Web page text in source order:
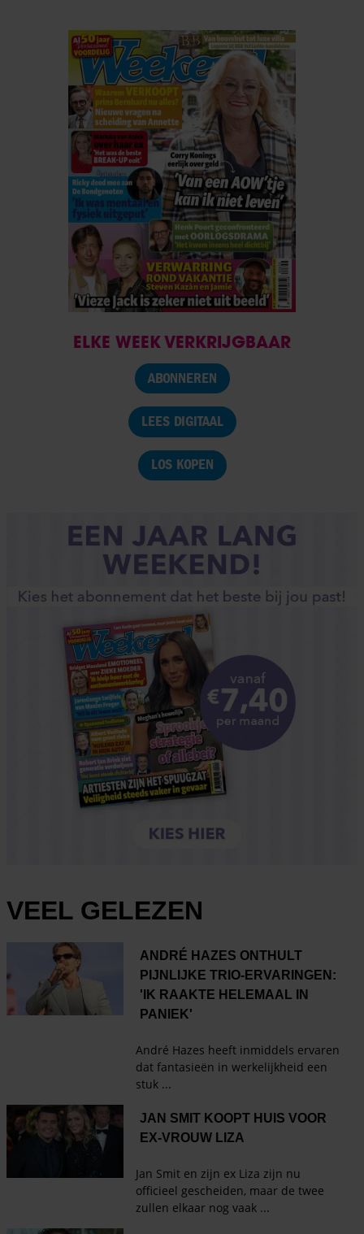
ELKE WEEK VERKRIJGBAAR
ABONNEREN
LEES DIGITAAL
LOS KOPEN